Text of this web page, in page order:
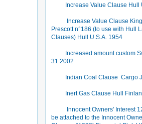
Increase Value Clause Hull
Increase Value Clause
Prescott n°186 (to use with Hull
Clauses) Hull U.S.A. 1954
Increased amount custom
31 2002
Indian Coal Clause Cargo
Inert Gas Clause Hull
Innocent Owners' Interest
be attached to the Innocent